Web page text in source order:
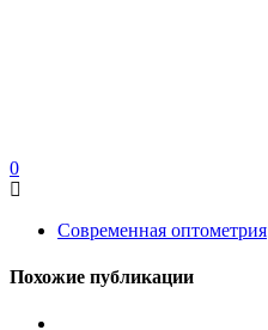
0
Современная оптометрия
Похожие публикации